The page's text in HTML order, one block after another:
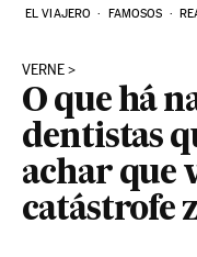
EL VIAJERO FAMOSOS
VERNE
O que há
dentistas
achar que
catástrofe